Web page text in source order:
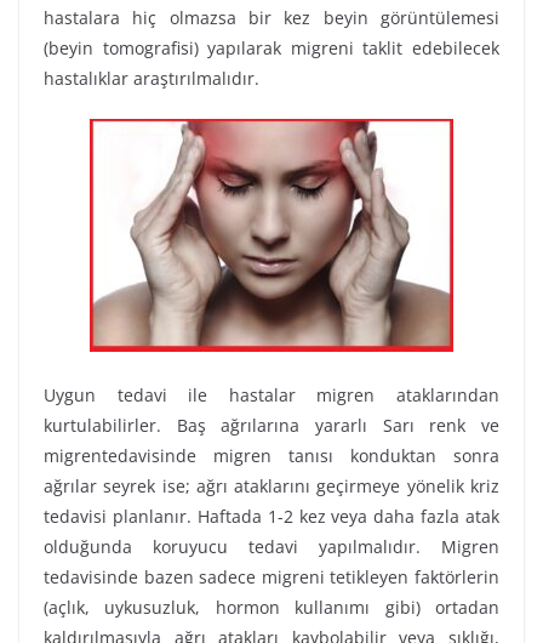
hastalara hiç olmazsa bir kez beyin görüntülemesi
(beyin tomografisi) yapılarak migreni taklit edebilecek
hastalıklar araştırılmalıdır.
Uygun tedavi ile hastalar migren ataklarından
kurtulabilirler. Baş ağrılarına yararlı Sarı renk ve
migrentedavisinde migren tanısı konduktan sonra
ağrılar seyrek ise; ağrı ataklarını geçirmeye yönelik kriz
tedavisi planlanır. Haftada 1-2 kez veya daha fazla atak
olduğunda koruyucu tedavi yapılmalıdır. Migren
tedavisinde bazen sadece migreni tetikleyen faktörlerin
(açlık, uykusuzluk, hormon kullanımı gibi) ortadan
kaldırılmasıyla ağrı atakları kaybolabilir veya sıklığı,